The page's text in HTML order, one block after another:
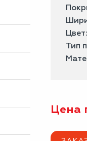
Тип
Цена